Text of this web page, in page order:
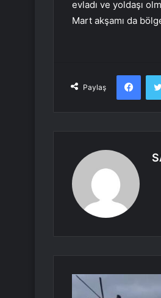
evladı ve yoldaşı
Mart akşamı da
Paylaş